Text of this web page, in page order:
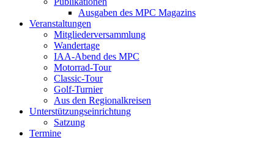
Ausgaben des MPC Magazins
Veranstaltungen
Mitgliederversammlung
Wandertage
IAA-Abend des MPC
Motorrad-Tour
Classic-Tour
Golf-Turnier
Aus den Regionalkreisen
Unterstützungseinrichtung
Satzung
Termine